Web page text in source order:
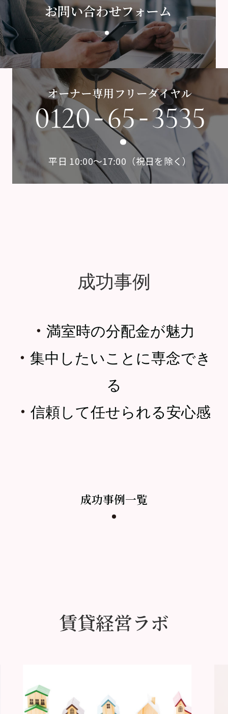
お問い合わせフォーム
オーナー専用フリーダイヤル
0120-65-3535
平日 10:00〜17:00（祝日を除く）
成功事例
・ 満室時の分配金が魅力
・ 集中したいことに専念でき
る
・ 信頼して任せられる安心感
成功事例一覧
賃貸経営ラボ